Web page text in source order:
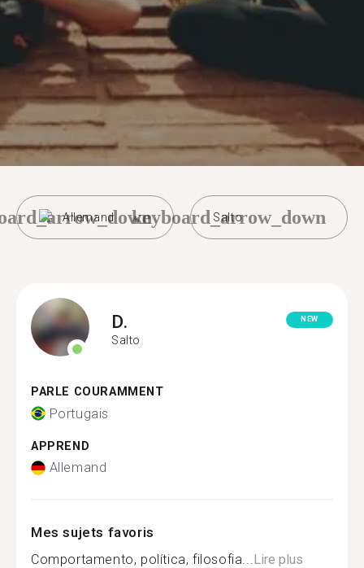
Allemand Salto
keyboard_arrow_down
D.
Salto
NEW
PARLE COURAMMENT
Portugais
APPREND
Allemand
Mes sujets favoris
Comportamento, política, filosofia...Lire plus